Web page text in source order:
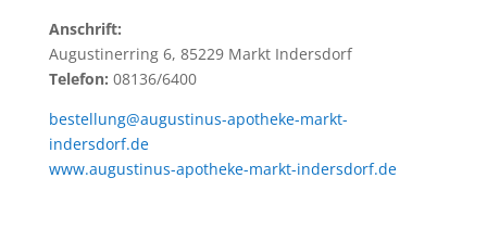
Anschrift:
Augustinerring 6, 85229 Markt Indersdorf
Telefon: 08136/6400
bestellung@augustinus-apotheke-markt-
indersdorf.de
www.augustinus-apotheke-markt-indersdorf.de